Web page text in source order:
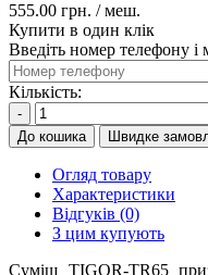
555.00 грн. / меш.
Купити в один клік
Введіть номер телефону
Кількість:
-
До кошика
Швидке
Огляд товару
Характеристики
Відгуків (0)
З цим купують
Суміш TIGOR-TR65